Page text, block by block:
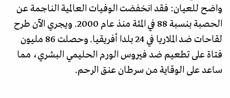
واضح للعيان: فقد انخفضت الوفيات العالمية الناجمة عن
الحصبة بنسبة 88 في المئة منذ عام 2000. ويجري الآن طرح
لقاحات ضد الملاريا في 24 بلدا أفريقيا. وحصلت 86 مليون
فتاة على تطعيم ضد فيروس الورم الحليمي البشري، مما
ساعد على الوقاية من سرطان عنق الرحم.